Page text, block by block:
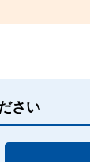
さい